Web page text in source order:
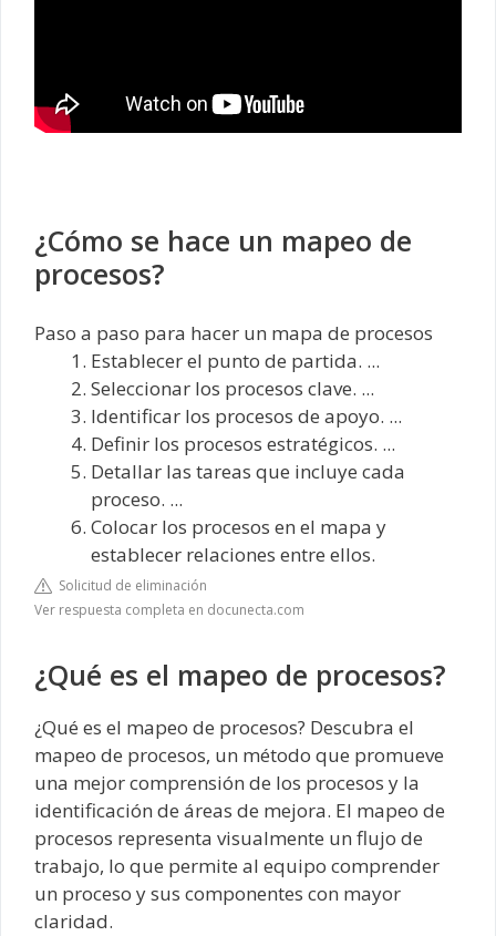
¿Cómo se hace un mapeo de
procesos?
Paso a paso para hacer un mapa de procesos
Establecer el punto de partida. ...
Seleccionar los procesos clave. ...
Identificar los procesos de apoyo. ...
Definir los procesos estratégicos. ...
Detallar las tareas que incluye cada
proceso. ...
Colocar los procesos en el mapa y
establecer relaciones entre ellos.
Solicitud de eliminación
Ver respuesta completa en docunecta.com
¿Qué es el mapeo de procesos?
¿Qué es el mapeo de procesos? Descubra el
mapeo de procesos, un método que promueve
una mejor comprensión de los procesos y la
identificación de áreas de mejora. El mapeo de
procesos representa visualmente un flujo de
trabajo, lo que permite al equipo comprender
un proceso y sus componentes con mayor
claridad.